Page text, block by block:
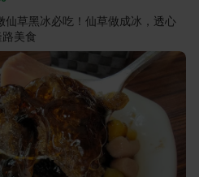
仙草黑冰必吃！仙草做成冰，透心
美食